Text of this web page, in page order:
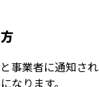
事業者に通知さ
なります。